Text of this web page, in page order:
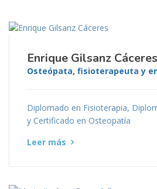
Enrique Gilsanz Cáceres
Osteópata, fisioterapeuta y
Diplomado en Fisioterapia,
y Certificado en Osteopatía
Leer más